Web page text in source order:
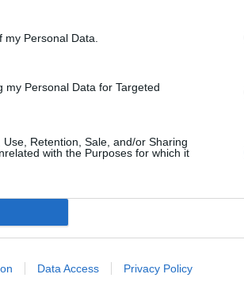
Personal Data.
Personal Data for Targeted
Retention, Sale, and/or Sharing
with the Purposes for which it
Data Access Privacy Policy
3 με 5 βαθμούς